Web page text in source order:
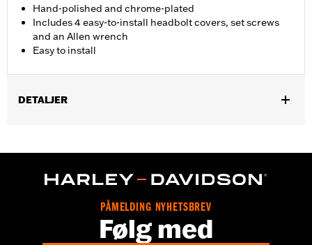
Hand-polished and chrome-plated
Includes 4 easy-to-install headbolt covers, set screws
and an Allen wrench
Easy to install
DETALJER
Sold In Units:Pair
1 year limited warranty – Go to
for full details
PÅMELDING NYHETSBREV
Følg med